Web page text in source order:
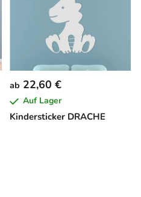
Kindersticker DRACHE
ab 22,60 €
Auf Lager